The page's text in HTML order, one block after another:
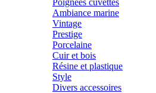
Ambiance marine
Vintage
Prestige
Porcelaine
Cuir et bois
Résine et plastique
Style
Divers accessoires